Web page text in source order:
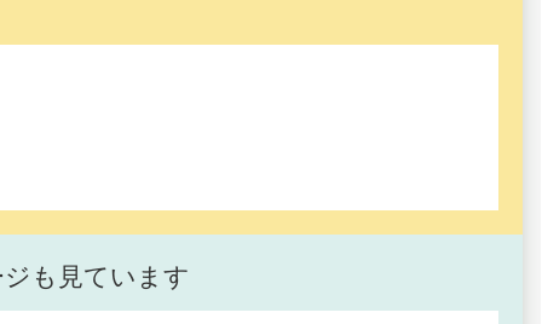
も見ています